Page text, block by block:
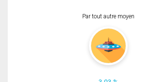
Par tout autre moyen